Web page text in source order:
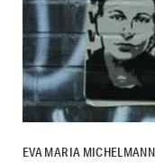
EVA MARIA